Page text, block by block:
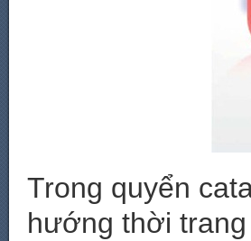
Trong quyển
hướng thời